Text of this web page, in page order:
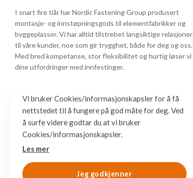
I snart fire tiår har Nordic Fastening Group produsert
montasje- og innstøpningsgods til elementfabrikker og
byggeplasser. Vi har alltid tilstrebet langsiktige relasjoner
til våre kunder, noe som gir trygghet, både for deg og oss.
Med bred kompetanse, stor fleksibilitet og hurtig løser vi
dine utfordringer med innfestinger.
Vi bruker Cookies/informasjonskapsler for å få
nettstedet til å fungere på god måte for deg. Ved
å surfe videre godtar du at vi bruker
Cookies/informasjonskapsler.
Les mer
Jeg godkjenner